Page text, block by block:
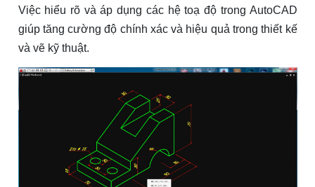
Việc hiểu rõ và áp dụng các hệ toạ độ trong AutoCAD
giúp tăng cường độ chính xác và hiệu quả trong thiết kế
và vẽ kỹ thuật.